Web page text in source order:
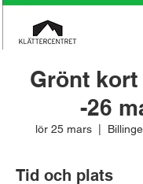
Grönt
-26
lör 25 mars
  |
Tid och plats